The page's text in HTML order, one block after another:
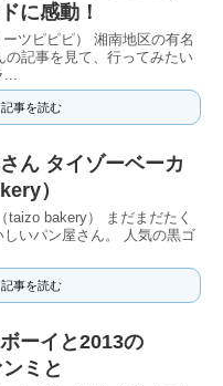
に感動！
ツピピピ） 湘南地区の有名
の記事を見て、行ってみたい
...
記事を読む
ん タイゾーベーカ
）
taizo bakery） まだまだたく
いパン屋さん。 人気の黒ゴ
記事を読む
ーイと2013の
ミと